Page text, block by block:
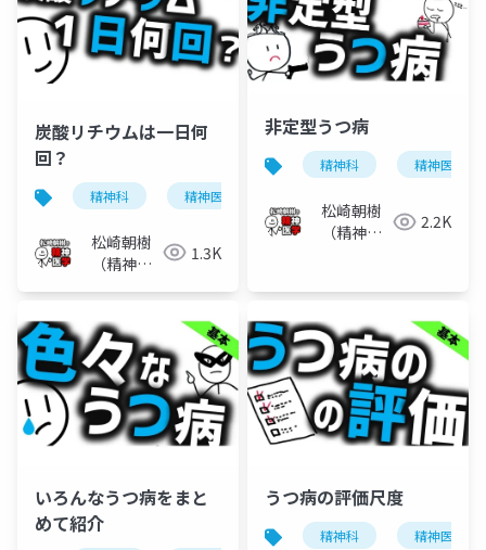
炭酸リチウムは一日何
回？
精神科 精神医学
松崎朝樹
（精神科
1.3K
非定型うつ病
精神科 精神医学
松崎朝樹
（精神科
2.2K
いろんなうつ病をまと
めて紹介
うつ病の評価尺度
精神科 精神医学